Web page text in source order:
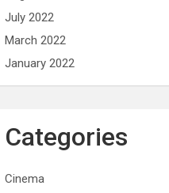
July 2022
March 2022
January 2022
Categories
Cinema